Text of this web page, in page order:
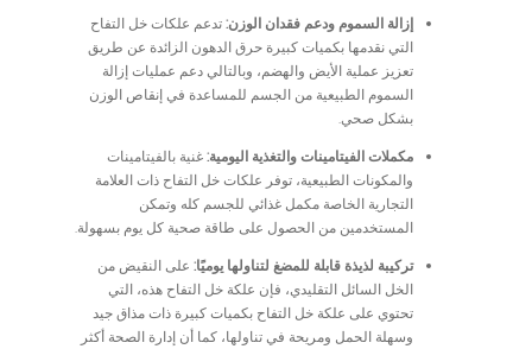
إزالة السموم ودعم فقدان الوزن:تدعم علكات خل التفاح
التي نقدمها بكميات كبيرة حرق الدهون الزائدة عن طريق
تعزيز عملية الأيض والهضم، وبالتالي دعم عمليات إزالة
السموم الطبيعية من الجسم للمساعدة في إنقاص الوزن
بشكل صحي.
مكملات الفيتامينات والتغذية اليومية:غنية بالفيتامينات
والمكونات الطبيعية، توفر علكات خل التفاح ذات العلامة
التجارية الخاصة مكمل غذائي للجسم كله وتمكن
المستخدمين من الحصول على طاقة صحية كل يوم بسهولة.
تركيبة لذيذة قابلة للمضغ لتناولها يوميًا: على النقيض من
الخل السائل التقليدي، فإن علكة خل التفاح هذه، التي
تحتوي على علكة خل التفاح بكميات كبيرة ذات مذاق جيد
وسهلة الحمل ومريحة في تناولها، كما أن إدارة الصحة أكثر